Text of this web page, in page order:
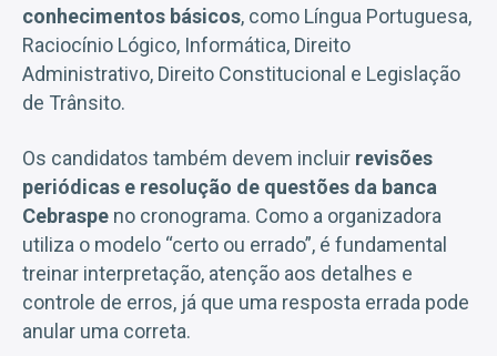
conhecimentos básicos, como Língua Portuguesa,
Raciocínio Lógico, Informática, Direito
Administrativo, Direito Constitucional e Legislação
de Trânsito.
Os candidatos também devem incluir revisões
periódicas e resolução de questões da banca
Cebraspe no cronograma. Como a organizadora
utiliza o modelo “certo ou errado”, é fundamental
treinar interpretação, atenção aos detalhes e
controle de erros, já que uma resposta errada pode
anular uma correta.